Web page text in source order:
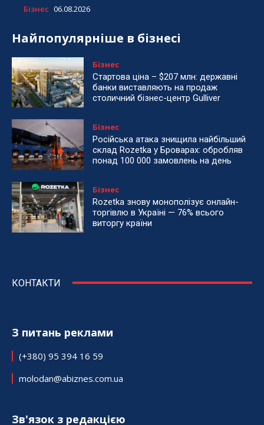
Бізнес 06.08.2026
Найпопулярніше в бізнесі
Бізнес
Стартова ціна – $207 млн: державні
банки виставляють на продаж
столичний бізнес-центр Gulliver
Бізнес
Російська атака знищила найбільший
склад Rozetka у Броварах: обробляв
понад 100 000 замовлень на день
Бізнес
Rozetka знову монополізує онлайн-
торгівлю в Україні — 76% всього
виторгу країни
КОНТАКТИ
З питань реклами
(+380) 95 394 16 59
molodan@abiznes.com.ua
Зв'язок з редакцією